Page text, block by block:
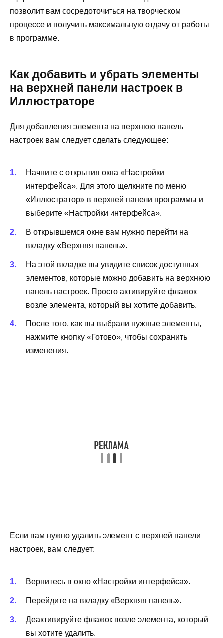
позволит вам сосредоточиться на творческом
процессе и получить максимальную отдачу от работы
в программе.
Как добавить и убрать элементы
на верхней панели настроек в
Иллюстраторе
Для добавления элемента на верхнюю панель
настроек вам следует сделать следующее:
Начните с открытия окна «Настройки
интерфейса». Для этого щелкните по меню
«Иллюстратор» в верхней панели программы и
выберите «Настройки интерфейса».
В открывшемся окне вам нужно перейти на
вкладку «Верхняя панель».
На этой вкладке вы увидите список доступных
элементов, которые можно добавить на верхнюю
панель настроек. Просто активируйте флажок
возле элемента, который вы хотите добавить.
После того, как вы выбрали нужные элементы,
нажмите кнопку «Готово», чтобы сохранить
изменения.
Если вам нужно удалить элемент с верхней панели
настроек, вам следует:
Вернитесь в окно «Настройки интерфейса».
Перейдите на вкладку «Верхняя панель».
Деактивируйте флажок возле элемента, который
вы хотите удалить.